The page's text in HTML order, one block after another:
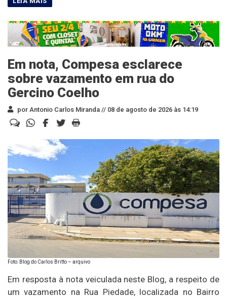
Em nota, Compesa esclarece
sobre vazamento em rua do
Gercino Coelho
por Antonio Carlos Miranda // 08 de agosto de 2026 às 14:19
Foto: Blog do Carlos Britto – arquivo
Em resposta à nota veiculada neste Blog, a respeito de
um vazamento na Rua Piedade, localizada no Bairro